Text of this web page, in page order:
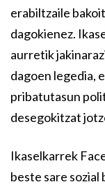
erabiltzaile
dagokienez.
aurretik
dagoen legedia,
pribatutasun
desegokitzat
Ikaselkarrek
beste sare